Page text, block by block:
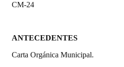
Programas
Constitución Nacional
CM-24
ANTECEDENTES
Carta Orgánica Municipal.